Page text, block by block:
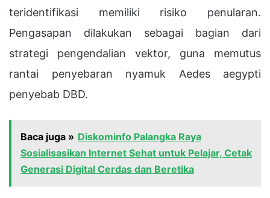
teridentifikasi memiliki risiko penularan.
Pengasapan dilakukan sebagai bagian dari
strategi pengendalian vektor, guna memutus
rantai penyebaran nyamuk Aedes aegypti
penyebab DBD.
Baca juga » Diskominfo Palangka Raya
Sosialisasikan Internet Sehat untuk Pelajar, Cetak
Generasi Digital Cerdas dan Beretika